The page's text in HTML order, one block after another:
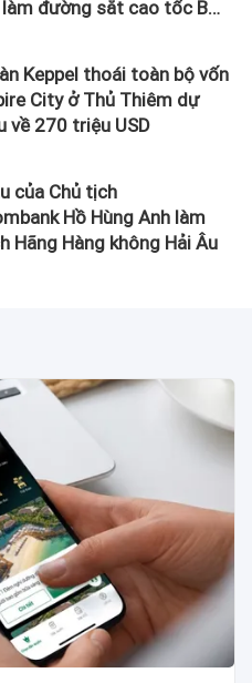
làm đường sắt cao tốc Bắc
Keppel thoái toàn bộ vốn
City ở Thủ Thiêm dự
về 270 triệu USD
của Chủ tịch
Hồ Hùng Anh làm
Hãng Hàng không Hải Âu